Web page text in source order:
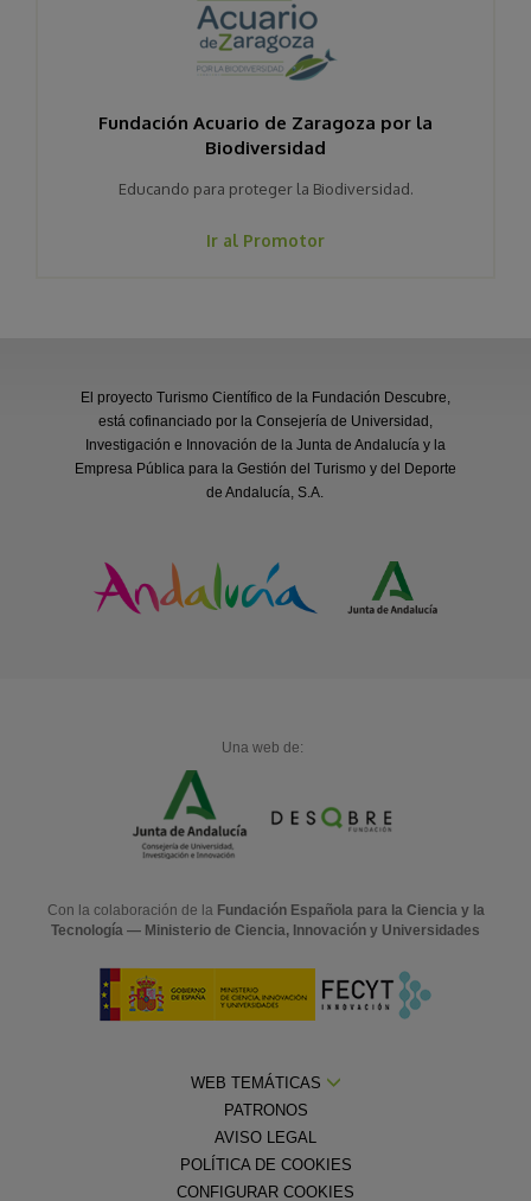
Fundación Acuario de Zaragoza por la
Biodiversidad
Educando para proteger la Biodiversidad.
Ir al Promotor
El proyecto Turismo Científico de la Fundación Descubre,
está cofinanciado por la Consejería de Universidad,
Investigación e Innovación de la Junta de Andalucía y la
Empresa Pública para la Gestión del Turismo y del Deporte
de Andalucía, S.A.
Una web de:
Con la colaboración de la Fundación Española para la Ciencia y la
Tecnología — Ministerio de Ciencia, Innovación y Universidades
WEB TEMÁTICAS
PATRONOS
AVISO LEGAL
POLÍTICA DE COOKIES
CONFIGURAR COOKIES